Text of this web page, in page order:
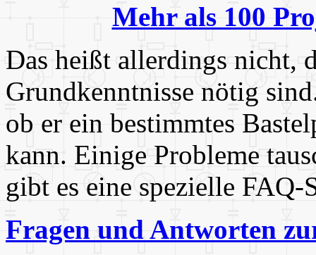
Mehr als 100
Das heißt allerdings nicht,
Grundkenntnisse nötig
ob er ein bestimmtes
kann. Einige Probleme
gibt es eine spezielle FAQ-
Fragen und Antworten